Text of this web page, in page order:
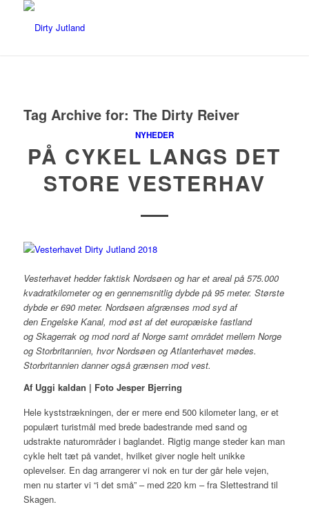
Tag Archive for: The Dirty Reiver
NYHEDER
PÅ CYKEL LANGS DET
STORE VESTERHAV
Vesterhavet hedder faktisk Nordsøen og har et areal på 575.000
kvadratkilometer og en gennemsnitlig dybde på 95 meter. Største
dybde er 690 meter. Nordsøen afgrænses mod syd af
den Engelske Kanal, mod øst af det europæiske fastland
og Skagerrak og mod nord af Norge samt området mellem Norge
og Storbritannien, hvor Nordsøen og Atlanterhavet mødes.
Storbritannien danner også grænsen mod vest.
Af Uggi kaldan | Foto Jesper Bjerring
Hele kyststrækningen, der er mere end 500 kilometer lang, er et
populært turistmål med brede badestrande med sand og
udstrakte naturområder i baglandet. Rigtig mange steder kan man
cykle helt tæt på vandet, hvilket giver nogle helt unikke
oplevelser. En dag arrangerer vi nok en tur der går hele vejen,
men nu starter vi “i det små” – med 220 km – fra Slettestrand til
Skagen.